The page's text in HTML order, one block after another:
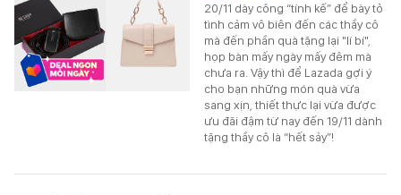
20/11 dày công “tính kế” để bày tỏ
tình cảm vô biên đến các thầy cô
mà đến phần quà tặng lại "lí bí",
họp bàn mấy ngày mấy đêm mà
chưa ra. Vậy thì để Lazada gợi ý
cho bạn những món quà vừa
sang xịn, thiết thực lại vừa được
ưu đãi đậm từ nay đến 19/11 dành
tặng thầy cô là “hết sảy”!